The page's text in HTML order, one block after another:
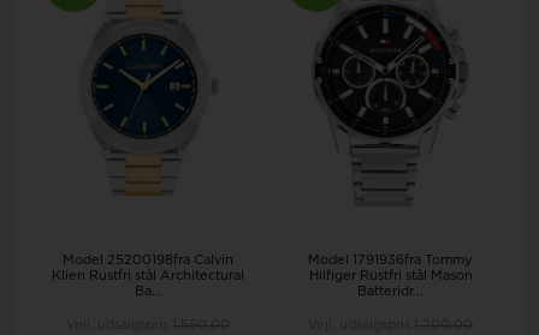
Model 25200198fra Calvin
Klien Rustfri stål Architectural
Ba...
Model 1791936fra Tommy
Hilfiger Rustfri stål Mason
Batteridr...